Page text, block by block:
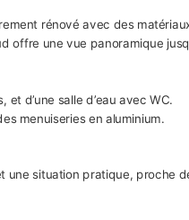
rénové avec des
une vue panoramique
d’une salle d’eau avec WC.
menuiseries en aluminium.
situation pratique, proche